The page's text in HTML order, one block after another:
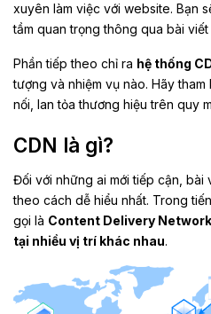
xuyên làm việc với website. Bạn
tầm quan trọng thông qua bài
Phần tiếp theo chỉ ra hệ thống
tượng và nhiệm vụ nào. Hãy
nối, lan tỏa thương hiệu trên quy
CDN là gì?
Đối với những ai mới tiếp cận, bài
theo cách dễ hiểu nhất. Trong
gọi là Content Delivery Network
tại nhiều vị trí khác nhau.